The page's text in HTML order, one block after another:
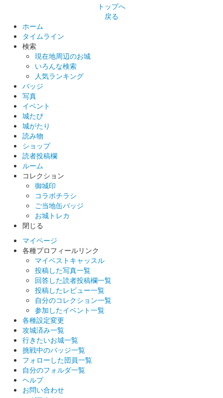
トップへ
戻る
ホーム
タイムライン
検索
現在地周辺のお城
いろんな検索
人気ランキング
バッジ
写真
イベント
城たび
城がたり
読み物
ショップ
読者投稿欄
ルーム
コレクション
御城印
コラボチラシ
ご当地缶バッジ
お城トレカ
閉じる
マイページ
各種プロフィールリンク
マイベストキャッスル
投稿した写真一覧
回答した読者投稿欄一覧
投稿したレビュー一覧
自分のコレクション一覧
参加したイベント一覧
各種設定変更
攻城済み一覧
行きたいお城一覧
挑戦中のバッジ一覧
フォローした団員一覧
自分のフォルダ一覧
ヘルプ
お問い合わせ